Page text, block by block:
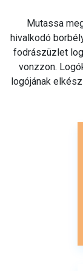
Mutassa
hivalkodó
fodrászüzlet
vonzzon.
logójának